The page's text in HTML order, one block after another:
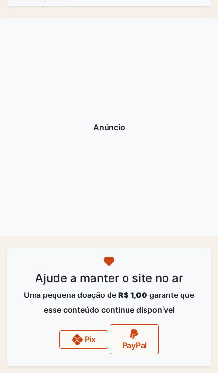
Ajude a manter o site no ar
Uma pequena doação de R$ 1,00 garante que
esse conteúdo continue disponível
Pix
PayPal